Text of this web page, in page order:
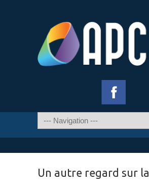
Un autre regard sur la